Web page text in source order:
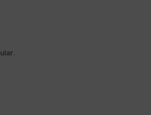
.
und die besuchten Seiten, die
zu eigenen Zwecken, zur
werden.
Ihre Daten in den USA durch